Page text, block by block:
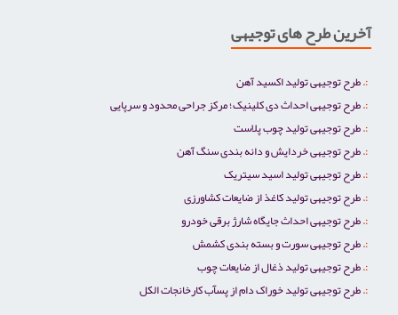
آخرین طرح های توجیهی
طرح توجیهی تولید اکسید آهن
طرح توجیهی احداث دی کلینیک؛ مرکز جراحی محدود و سرپایی
طرح توجیهی تولید چوب پلاست
طرح توجیهی خردایش و دانه بندی سنگ آهن
طرح توجیهی تولید اسید سیتریک
طرح توجیهی تولید کاغذ از ضایعات کشاورزی
طرح توجیهی احداث جایگاه شارژ برقی خودرو
طرح توجیهی سورت و بسته بندی کشمش
طرح توجیهی تولید ذغال از ضایعات چوب
طرح توجیهی تولید خوراک دام از پسآب کارخانجات الکل